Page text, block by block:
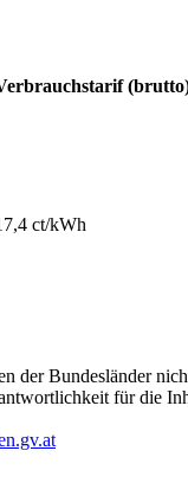
ct/kWh
der Bundesländer
für die